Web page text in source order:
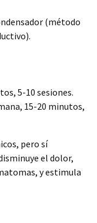
(método
5-10 sesiones.
15-20 minutos,
pero sí
el dolor,
y estimula